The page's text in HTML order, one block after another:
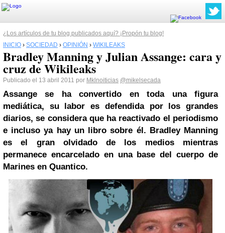
¿Los artículos de tu blog publicados aquí? ¡Propón tu blog!
INICIO › SOCIEDAD › OPINIÓN › WIKILEAKS
Bradley Manning y Julian Assange: cara y
cruz de Wikileaks
Publicado el 13 abril 2011 por Mklnoiticias @mikelsecada
Assange se ha convertido en toda una figura
mediática, su labor es defendida por los grandes
diarios, se considera que ha reactivado el periodismo
e incluso ya hay un libro sobre él. Bradley Manning
es el gran olvidado de los medios mientras
permanece encarcelado en una base del cuerpo de
Marines en Quantico.